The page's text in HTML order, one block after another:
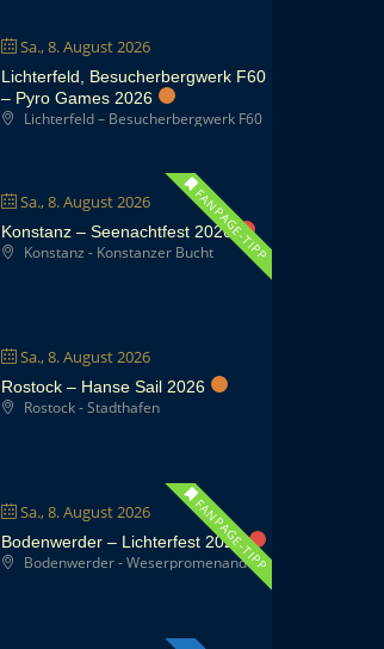
Sa., 8. August 2026
Lichterfeld, Besucherbergwerk F60
– Pyro Games 2026
Lichterfeld – Besucherbergwerk F60
Sa., 8. August 2026 FANPAGE-TIPP
Konstanz – Seenachtfest 2026
Konstanz - Konstanzer Bucht
Sa., 8. August 2026
Rostock – Hanse Sail 2026
Rostock - Stadthafen
Sa., 8. August 2026 FANPAGE-TIPP
Bodenwerder – Lichterfest 2026
Bodenwerder - Weserpromenande